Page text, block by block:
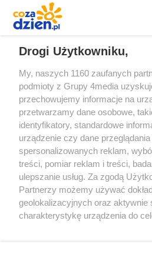
Redakcja Reklama
Drogi Użytkowniku,
My, naszych 1160 zaufanych
podmioty z Grupy 4media
przechowujemy informacje na
przetwarzamy dane osobowe,
identyfikatory, standardowe
urządzenie czy dane
spersonalizowanych reklam,
treści, pomiar reklam i treści,
ulepszanie usług. Za zgodą
Partnerzy możemy używać
geolokalizacyjnych oraz aktywnie
charakterystykę urządzenia do